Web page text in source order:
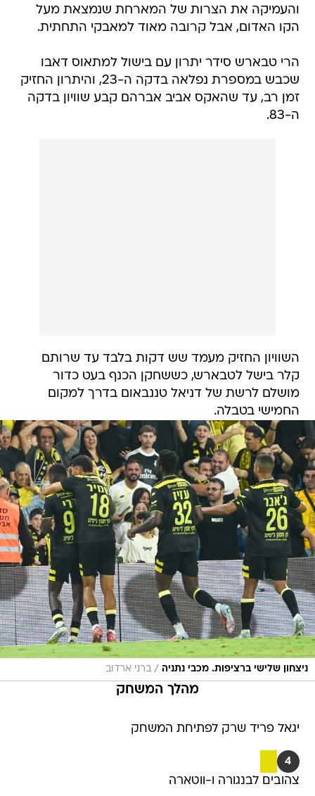
והעמיקה את הצרות של המארחת שנמצאת מעל
הקו האדום, אבל קרובה מאוד למאבקי התחתית.
הרי טבארש סידר יתרון עם בישול למתאוס דאבו
שכבש במספרת נפלאה בדקה ה-23, והיתרון החזיק
זמן רב, עד שהאקס אביב אברהם קבע שוויון בדקה
ה-83.
השוויון החזיק מעמד שש דקות בלבד עד שרותם
קלר בישל לטבארש, כששחקן הכנף בעט כדור
מושלם לרשת של דניאל טננבאום בדרך למקום
החמישי בטבלה.
ניצחון שלישי ברציפות. מכבי נתניה / ברני ארדוב
מהלך המשחק
יגאל פריד שרק לפתיחת המשחק
4
צהובים לבנגורה ו-ווטארה